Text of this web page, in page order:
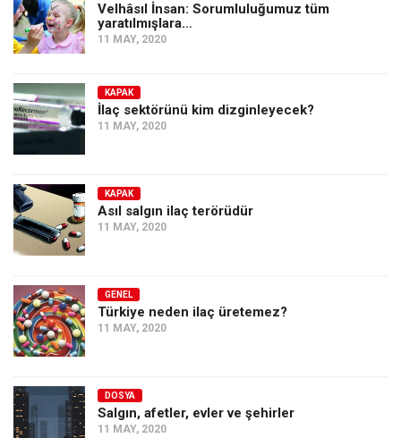
Velhâsıl İnsan: Sorumluluğumuz tüm
yaratılmışlara…
11 MAY, 2020
KAPAK
İlaç sektörünü kim dizginleyecek?
11 MAY, 2020
KAPAK
Asıl salgın ilaç terörüdür
11 MAY, 2020
GENEL
Türkiye neden ilaç üretemez?
11 MAY, 2020
DOSYA
Salgın, afetler, evler ve şehirler
11 MAY, 2020